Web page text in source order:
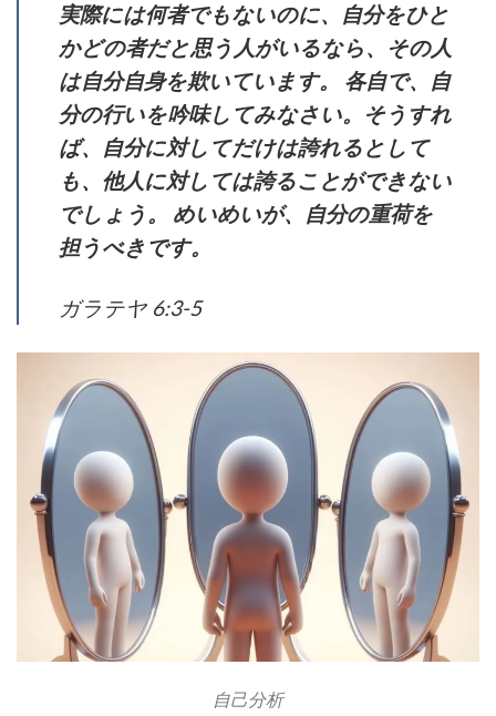
実際には何者でもないのに、自分をひと
かどの者だと思う人がいるなら、その人
は自分自身を欺いています。 各自で、自
分の行いを吟味してみなさい。そうすれ
ば、自分に対してだけは誇れるとして
も、他人に対しては誇ることができない
でしょう。 めいめいが、自分の重荷を
担うべきです。
ガラテヤ 6:3-5
自己分析